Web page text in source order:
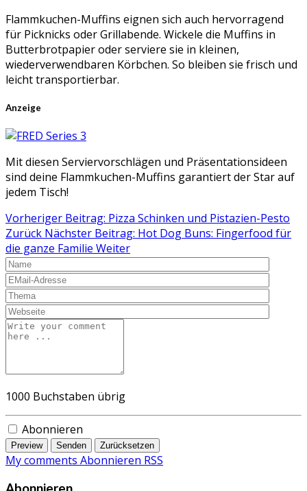
Flammkuchen-Muffins eignen sich auch hervorragend
für Picknicks oder Grillabende. Wickele die Muffins in
Butterbrotpapier oder serviere sie in kleinen,
wiederverwendbaren Körbchen. So bleiben sie frisch und
leicht transportierbar.
Anzeige
Mit diesen Serviervorschlägen und Präsentationsideen
sind deine Flammkuchen-Muffins garantiert der Star auf
jedem Tisch!
Vorheriger Beitrag: Pizza Schinken und Pistazien-Pesto
Zurück Nächster Beitrag: Hot Dog Buns: Fingerfood für
die ganze Familie Weiter
1000 Buchstaben übrig
Abonnieren
Preview Senden Zurücksetzen
My comments Abonnieren RSS